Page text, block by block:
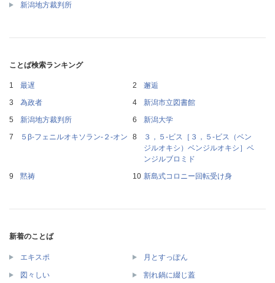
新潟地方裁判所
ことば検索ランキング
最遅
邂逅
為政者
新潟市立図書館
新潟地方裁判所
新潟大学
５β‐フェニルオキソラン‐２‐オン
３，５‐ビス［３，５‐ビス（ベン
ジルオキシ）ベンジルオキシ］ベ
ンジルブロミド
黙祷
新島式コロニー回転受け身
新着のことば
エキスポ 月とすっぽん
図々しい 割れ鍋に綴じ蓋